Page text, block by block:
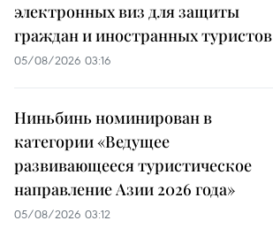
электронных виз для защиты
граждан и иностранных туристов
05/08/2026 03:16
Ниньбинь номинирован в
категории «Ведущее
развивающееся туристическое
направление Азии 2026 года»
05/08/2026 03:12